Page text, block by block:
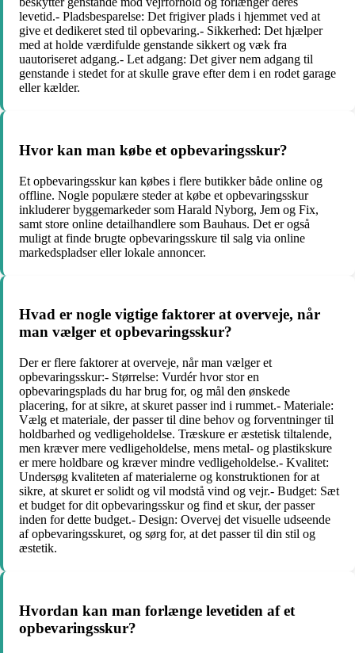
levetid.- Pladsbesparelse: Det frigiver plads i hjemmet ved at
give et dedikeret sted til opbevaring.- Sikkerhed: Det hjælper
med at holde værdifulde genstande sikkert og væk fra
uautoriseret adgang.- Let adgang: Det giver nem adgang til
genstande i stedet for at skulle grave efter dem i en rodet garage
eller kælder.
Hvor kan man købe et opbevaringsskur?
Et opbevaringsskur kan købes i flere butikker både online og
offline. Nogle populære steder at købe et opbevaringsskur
inkluderer byggemarkeder som Harald Nyborg, Jem og Fix,
samt store online detailhandlere som Bauhaus. Det er også
muligt at finde brugte opbevaringsskure til salg via online
markedspladser eller lokale annoncer.
Hvad er nogle vigtige faktorer at overveje, når
man vælger et opbevaringsskur?
Der er flere faktorer at overveje, når man vælger et
opbevaringsskur:- Størrelse: Vurdér hvor stor en
opbevaringsplads du har brug for, og mål den ønskede
placering, for at sikre, at skuret passer ind i rummet.- Materiale:
Vælg et materiale, der passer til dine behov og forventninger til
holdbarhed og vedligeholdelse. Træskure er æstetisk tiltalende,
men kræver mere vedligeholdelse, mens metal- og plastikskure
er mere holdbare og kræver mindre vedligeholdelse.- Kvalitet:
Undersøg kvaliteten af materialerne og konstruktionen for at
sikre, at skuret er solidt og vil modstå vind og vejr.- Budget: Sæt
et budget for dit opbevaringsskur og find et skur, der passer
inden for dette budget.- Design: Overvej det visuelle udseende
af opbevaringsskuret, og sørg for, at det passer til din stil og
æstetik.
Hvordan kan man forlænge levetiden af et
opbevaringsskur?